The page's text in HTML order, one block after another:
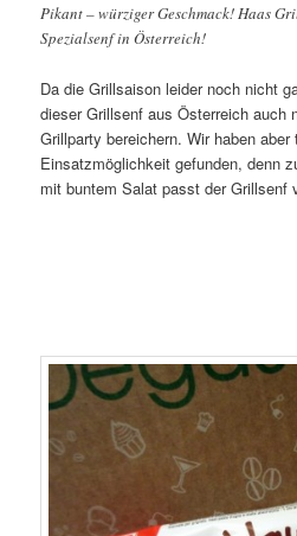
Pikant – würziger Geschmack! Haas
Spezialsenf in Österreich!
Da die Grillsaison leider noch nicht
dieser Grillsenf aus Österreich auch
Grillparty bereichern. Wir haben aber
Einsatzmöglichkeit gefunden, denn
mit buntem Salat passt der Grillsenf